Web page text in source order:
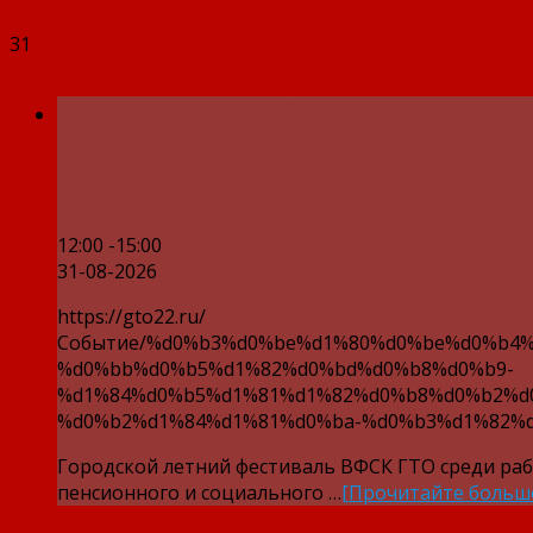
31
12:00 -15:00
31-08-2026
https://gto22.ru/
Событие/
%d0%bb%d0%b5%d1%82%d0%bd%d0%b8%d0%b9-
%d0%b2%d1%84%d1%81%d0%ba-
Городской летний фестиваль ВФСК ГТО среди
пенсионного и социального …[Прочитайте